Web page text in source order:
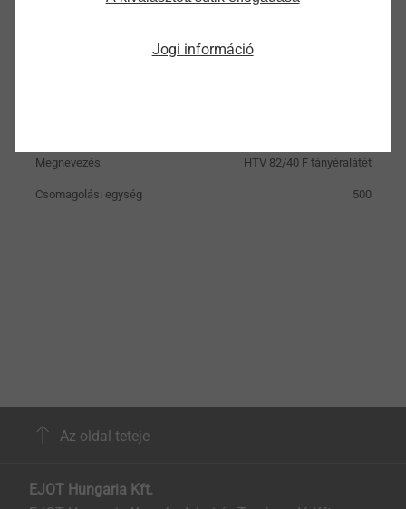
Megnevezés HTV 82/40 F tányéralátét
Csomagolási egység 500
Az oldal teteje
EJOT Hungaria Kft.
Jogi információ